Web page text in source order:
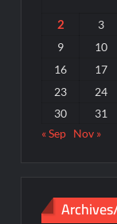
2
3
9 10
16 17
23
24
30
31
« Sep Nov »